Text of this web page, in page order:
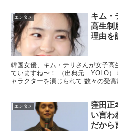
エンタメ
キム・
高生制
理由を
韓国女優、キム・テリさんが女子高
ていますね〜！ （出典元 YOLO）
ャラクターを演じられて 数々の受
エンタメ
窪田正
い言わ
だから